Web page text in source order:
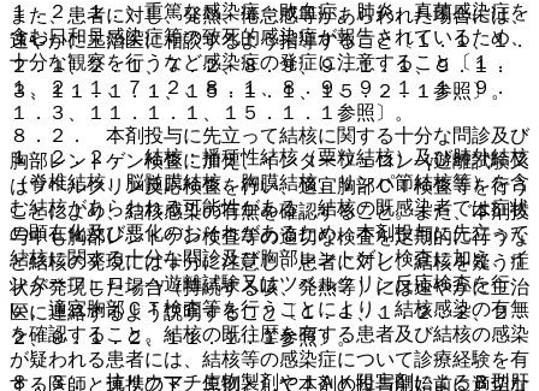
また、患者に対し、発熱、倦怠感等があらわれた場合には、
速やかに主治医に相談するよう指導すること〔１．１、１．
２．１、２．１、７．２、８．９、９．１．１、９．１．
３、１１．１．１、１５．１．１、１５．２．１参照〕。
８．２． 本剤投与に先立って結核に関する十分な問診及び
胸部レントゲン検査に加え、インターフェロン−γ遊離試験又
はツベルクリン反応検査を行い、適宜胸部ＣＴ検査等を行う
ことにより、結核感染の有無を確認すること。また、本剤投
与中も胸部レントゲン検査等の適切な検査を定期的に行うな
ど結核の発現には十分に注意し、患者に対し、結核を疑う症
状が発現した場合（持続する咳、発熱等）には速やかに主治
医に連絡するよう説明すること〔１．１、１．２．２、２．
２、９．１．２、１１．１．１参照〕。
８．３． 抗リウマチ生物製剤やＪＡＫ阻害剤によるＢ型肝
１．２．１． 重篤な感染症：敗血症、肺炎、真菌感染症を
含む日和見感染症等の致死的感染症が報告されているため、
十分な観察を行うなど感染症の発症に注意すること〔１．
１、２．１、７．２、８．１、８．９、９．１．１、９．
１．３、１１．１．１、１５．１．１参照〕。
１．２．２． 結核：播種性結核（粟粒結核）及び肺外結核
（脊椎結核、脳髄膜結核、胸膜結核、リンパ節結核等）を含
む結核があらわれる可能性がある。結核の既感染者では症状
の顕在化及び悪化のおそれがあるため、本剤投与に先立って
結核に関する十分な問診及び胸部レントゲン検査に加え、イ
ンターフェロン−γ遊離試験又はツベルクリン反応検査を行
い、適宜胸部ＣＴ検査等を行うことにより、結核感染の有無
を確認すること。結核の既往歴を有する患者及び結核の感染
が疑われる患者には、結核等の感染症について診療経験を有
する医師と連携の下、原則として本剤の投与開始前に適切な